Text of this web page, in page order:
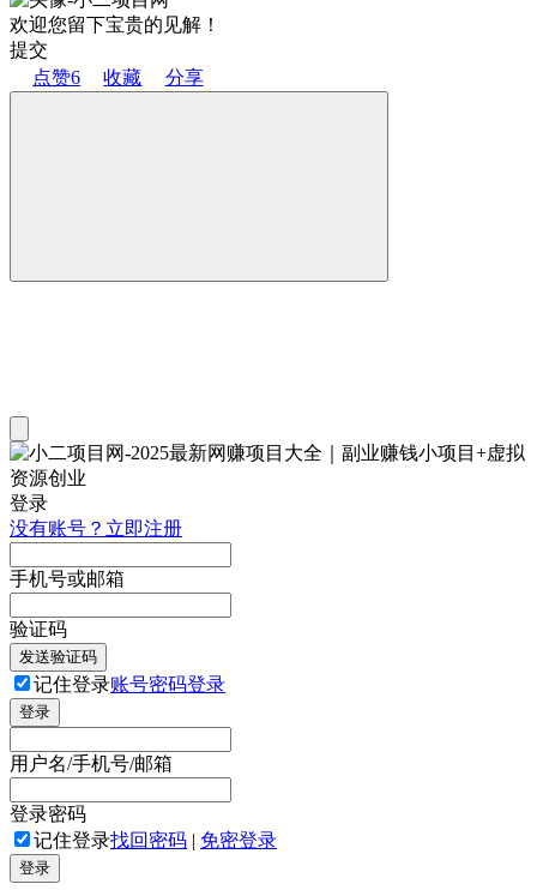
欢迎您留下宝贵的见解！
提交
点赞6 收藏 分享
登录
没有账号？立即注册
手机号或邮箱
验证码
发送验证码
记住登录账号密码登录
登录
用户名/手机号/邮箱
登录密码
记住登录找回密码 | 免密登录
登录